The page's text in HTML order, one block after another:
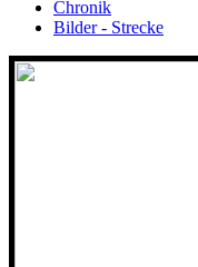
Chronik
Bilder - Strecke